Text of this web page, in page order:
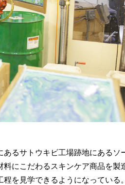
るサトウキビ工場跡地にあるソ
にこだわるスキンケア商品を製
を見学できるようになっている。